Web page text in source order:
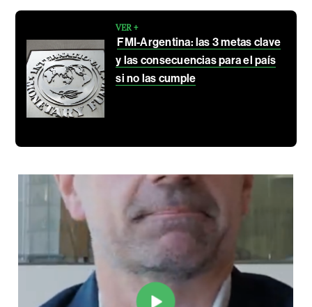
VER +
FMI-Argentina: las 3 metas clave
y las consecuencias para el país
si no las cumple